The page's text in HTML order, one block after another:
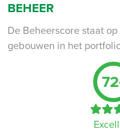
BEHEER
De Beheerscore staat
gebouwen in het
72